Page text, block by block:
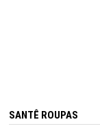
SANTÊ ROUPAS